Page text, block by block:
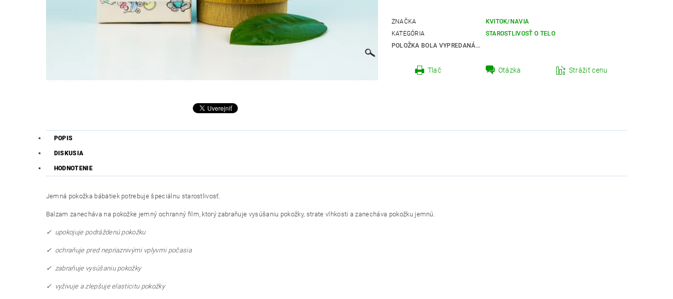
ZNAČKA
KVITOK/NAVIA
KATEGÓRIA
STAROSTLIVOSŤ O TELO
POLOŽKA BOLA VYPREDANÁ...
Tlač Otázka Strážiť cenu
POPIS
DISKUSIA
HODNOTENIE
Jemná pokožka bábätiek potrebuje špeciálnu starostlivosť.
Balzam zanecháva na pokožke jemný ochranný film, ktorý zabraňuje vysúšaniu pokožky, strate vlhkosti a zanecháva pokožku jemnú.
✓ upokojuje podráždenú pokožku
✓ ochraňuje pred nepriaznivými vplyvmi počasia
✓ zabraňuje vysúšaniu pokožky
✓ vyživuje a zlepšuje elasticitu pokožky